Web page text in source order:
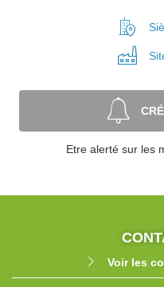
Etre alerté sur les
Voir les